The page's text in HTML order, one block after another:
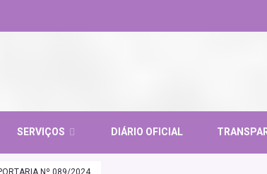
SERVIÇOS DIÁRIO OFICIAL
Nº 089/2024